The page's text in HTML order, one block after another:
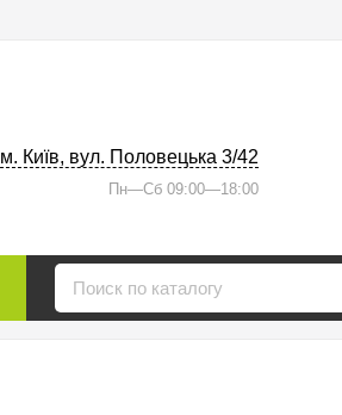
м. Київ, вул. Половецька 3/42
Пн—Сб 09:00—18:00